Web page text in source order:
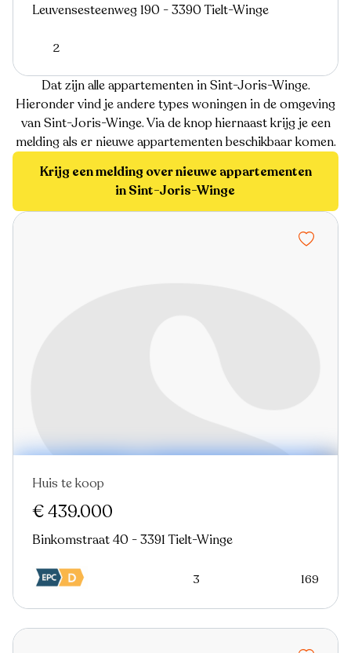
Leuvensesteenweg 190 - 3390 Tielt-Winge
2
Dat zijn alle appartementen in Sint-Joris-Winge.
Hieronder vind je andere types woningen in de omgeving
van Sint-Joris-Winge. Via de knop hiernaast krijg je een
melding als er nieuwe appartementen beschikbaar komen.
Krijg een melding over nieuwe appartementen
in Sint-Joris-Winge
Nieuw Virtual tour
Huis te koop
€ 439.000
Binkomstraat 40 - 3391 Tielt-Winge
3 169